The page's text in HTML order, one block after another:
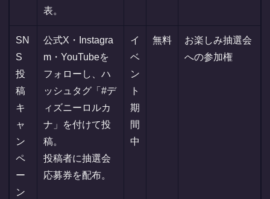
表。
SN
S
投
稿
キ
ャ
ン
ペ
ー
ン
公式X・Instagra
m・YouTubeを
フォローし、ハ
ッシュタグ「#デ
ィズニーロルカ
ナ」を付けて投
稿。
投稿者に抽選会
応募券を配布。
イ
ベ
ン
ト
期
間
中
無料
お楽しみ抽選会
への参加権